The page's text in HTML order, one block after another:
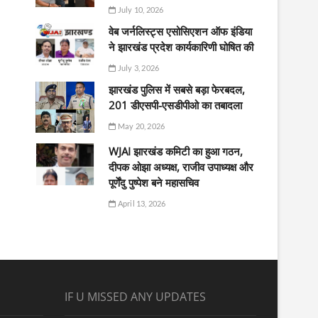
July 10, 2026
वेब जर्नलिस्ट्स एसोसिएशन ऑफ इंडिया
ने झारखंड प्रदेश कार्यकारिणी घोषित की
July 3, 2026
झारखंड पुलिस में सबसे बड़ा फेरबदल,
201 डीएसपी-एसडीपीओ का तबादला
May 20, 2026
WJAI झारखंड कमिटी का हुआ गठन,
दीपक ओझा अध्यक्ष, राजीव उपाध्यक्ष और
पूर्णेंदु पुष्पेश बने महासचिव
April 13, 2026
IF U MISSED ANY UPDATES